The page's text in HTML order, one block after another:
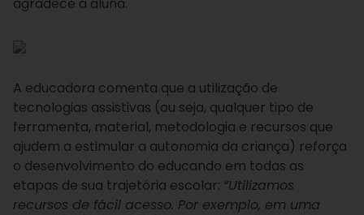
A educadora comenta que a utilização de
tecnologias assistivas (ou seja, qualquer tipo de
ferramenta, material, metodologia e recursos que
ajudem a estimular a autonomia da criança) reforça
o desenvolvimento do educando em todas as
etapas de sua trajetória escolar: “Utilizamos
recursos de fácil acesso. Por exemplo, em uma